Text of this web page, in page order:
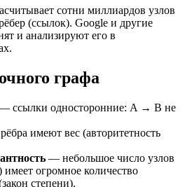
сотни миллиардов узлов
(ссылок). Google и другие
и анализируют его в
графа
ссылки односторонние: A → B не
имеют вес (авторитетность
— небольшое число узлов
огромное количество
степени).